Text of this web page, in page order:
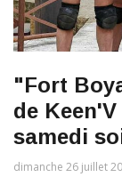
"Fort
de
samedi
dimanche 26 juillet